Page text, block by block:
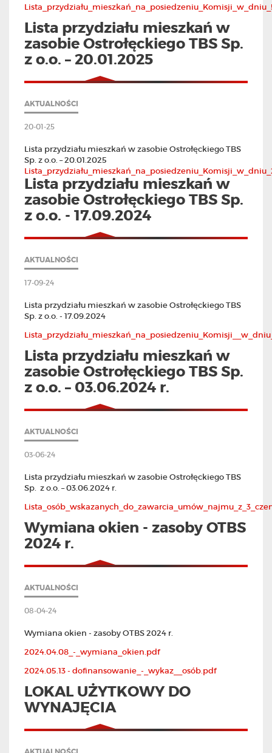
Lista przydziału mieszkań w
zasobie Ostrołęckiego TBS Sp.
z o.o. – 20.01.2025
AKTUALNOŚCI
20-01-25
Lista przydziału mieszkań w zasobie Ostrołęckiego TBS
Sp. z o.o. – 20.01.2025
Lista przydziału mieszkań w
zasobie Ostrołęckiego TBS Sp.
z o.o. - 17.09.2024
AKTUALNOŚCI
17-09-24
Lista przydziału mieszkań w zasobie Ostrołęckiego TBS
Sp. z o.o. - 17.09.2024
Lista przydziału mieszkań w
zasobie Ostrołęckiego TBS Sp.
z o.o. – 03.06.2024 r.
AKTUALNOŚCI
03-06-24
Lista przydziału mieszkań w zasobie Ostrołęckiego TBS
Sp. z o.o. – 03.06.2024 r.
Wymiana okien - zasoby OTBS
2024 r.
AKTUALNOŚCI
08-04-24
Wymiana okien - zasoby OTBS 2024 r.
2024.04.08_-_wymiana_okien.pdf
2024.05.13 - dofinansowanie_-_wykaz__osób.pdf
LOKAL UŻYTKOWY DO
WYNAJĘCIA